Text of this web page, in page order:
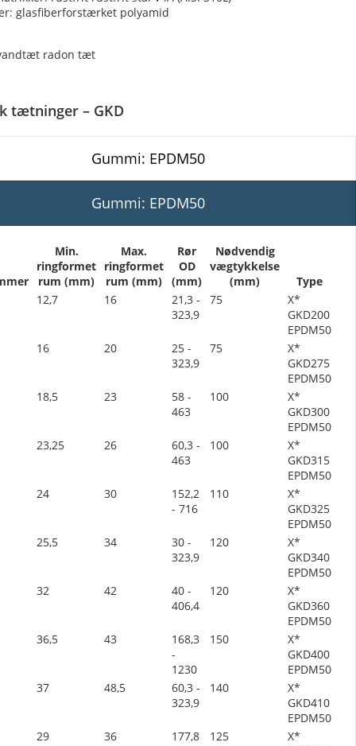
glasfiberforstærket polyamid
radon tæt
tætninger – GKD
Gummi: EPDM50
Gummi: EPDM50
Min.
ringformet
rum (mm)
Max.
ringformet
rum (mm)
Rør
OD
(mm)
Nødvendig
vægtykkelse
(mm)
Type
12,7
16
21,3 -
323,9
75
X*
GKD200
EPDM50
16
20
25 -
323,9
75
X*
GKD275
EPDM50
18,5
23
58 -
463
100
X*
GKD300
EPDM50
23,25
26
60,3 -
463
100
X*
GKD315
EPDM50
24
30
152,2
- 716
110
X*
GKD325
EPDM50
25,5
34
30 -
323,9
120
X*
GKD340
EPDM50
32
42
40 -
406,4
120
X*
GKD360
EPDM50
36,5
43
168,3
-
1230
150
X*
GKD400
EPDM50
37
48,5
60,3 -
323,9
140
X*
GKD410
EPDM50
29
36
177,8
125
X*